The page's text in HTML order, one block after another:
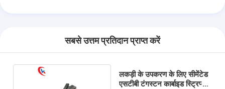
सबसे उत्तम प्रतिदान प्राप्त करें
लकड़ी के उपकरण के लिए सीमेंटेड
एसटीबी टंगस्टन कार्बाइड स्ट्रिप्स